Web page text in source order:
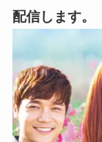
配信します。